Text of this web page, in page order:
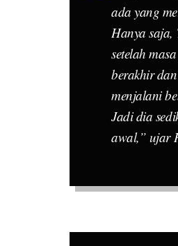
ada yang
Hanya saja,
setelah
berakhir
menjalani
Jadi dia
awal,” ujar